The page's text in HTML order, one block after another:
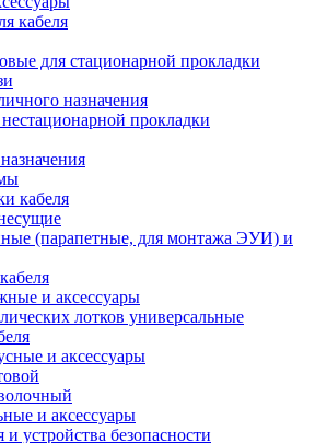
кабеля
для стационарной прокладки
назначения
прокладки
кабеля
(парапетные, для монтажа ЭУИ) и
и аксессуары
лотков универсальные
и аксессуары
и аксессуары
устройства безопасности